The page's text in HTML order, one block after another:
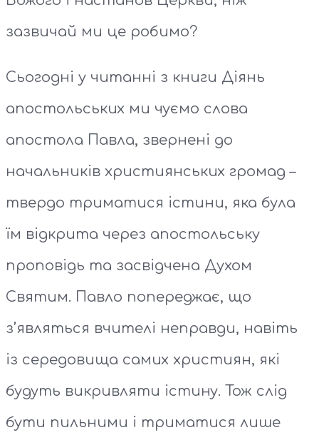
зазвичай ми це робимо?
Сьогодні у читанні з книги Діянь
апостольських ми чуємо слова
апостола Павла, звернені до
начальників християнських громад –
твердо триматися істини, яка була
їм відкрита через апостольську
проповідь та засвідчена Духом
Святим. Павло попереджає, що
з’являться вчителі неправди, навіть
із середовища самих християн, які
будуть викривляти істину. Тож слід
бути пильними і триматися лише